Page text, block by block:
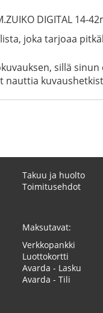
DIGITAL 14-
joka tarjoaa
sillä
nauttia
Takuu ja huolto
Toimitusehdot
Maksutavat:
Verkkopankki
Luottokortti
Avarda - Lasku
Avarda - Tili